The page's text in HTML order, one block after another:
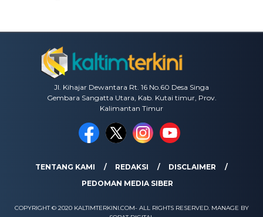
Jl. Kihajar Dewantara Rt. 16 No.60 Desa Singa
Gembara Sangatta Utara, Kab. Kutai timur, Prov.
Kalimantan Timur
TENTANG KAMI REDAKSI
DISCLAIMER
PEDOMAN MEDIA SIBER
COPYRIGHT © 2020 KALTIMTERKINI.COM- ALL RIGHTS RESERVED. MANAGE BY